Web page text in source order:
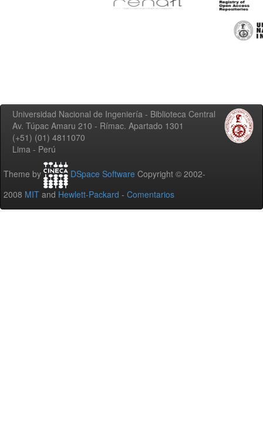
Universidad Nacional de Ingeniería - Biblioteca Central
Av. Túpac Amaru 210 - Rímac. Apartado 1301
(+51) (01) 4811070
Lima - Perú
Theme by DSpace Software Copyright © 2002-
2008 MIT and Hewlett-Packard - Comentarios